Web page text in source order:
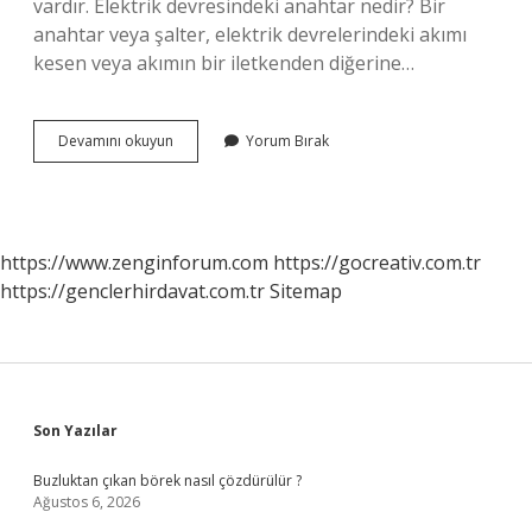
vardır. Elektrik devresindeki anahtar nedir? Bir
anahtar veya şalter, elektrik devrelerindeki akımı
kesen veya akımın bir iletkenden diğerine…
Devamını okuyun Deviatör
Anahtar
Yorum Bırak
https://www.zenginforum.com https://gocreativ.com.tr
https://genclerhirdavat.com.trSitemap
Sidebar
Son Yazılar
Buzluktan çıkan börek nasıl çözdürülür ?
Ağustos 6, 2026